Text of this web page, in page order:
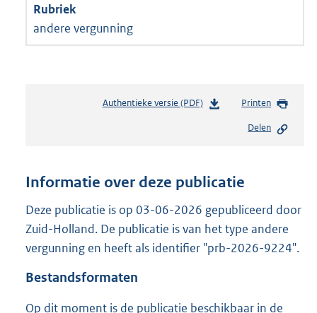
andere vergunning
Authentieke versie (PDF)b
n
s
g
r
e
Printen
Delen
Informatie over deze publicatie
Deze publicatie is op 03-06-2026 gepubliceerd door
Zuid-Holland. De publicatie is van het type andere
vergunning en heeft als identifier "prb-2026-9224".
Bestandsformaten
Op dit moment is de publicatie beschikbaar in de